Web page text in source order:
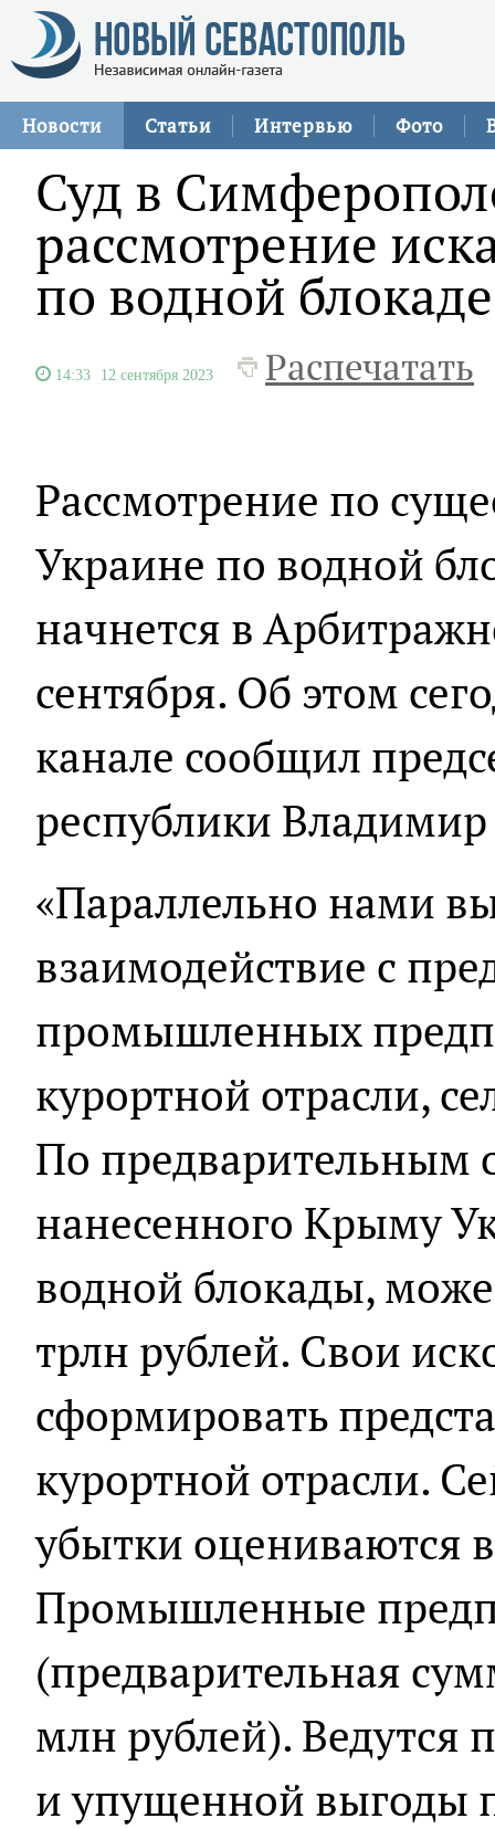
Новости Статьи Интервью Фото
Суд в
рассмотрение
по водной
14:33 12 сентября 2023 Распечатать
Рассмотрение по
Украине по водной
начнется в
сентября. Об этом
канале сообщил
республики
«Параллельно нами
взаимодействие с
промышленных
курортной отрасли,
По предварительным
нанесенного Крыму
водной блокады,
трлн рублей. Свои
сформировать
курортной отрасли.
убытки оцениваются
Промышленные
(предварительная
млн рублей). Ведутся
и упущенной выгоды